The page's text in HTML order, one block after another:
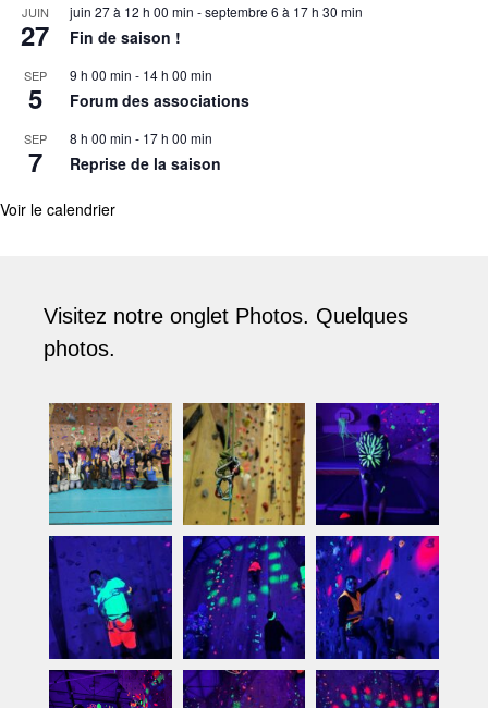
JUIN
27
juin 27 à 12 h 00 min -septembre 6 à 17 h 30 min
Fin de saison !
SEP
5
9 h 00 min - 14 h 00 min
Forum des associations
SEP
7
8 h 00 min - 17 h 00 min
Reprise de la saison
Voir le calendrier
Visitez notre onglet Photos. Quelques
photos.